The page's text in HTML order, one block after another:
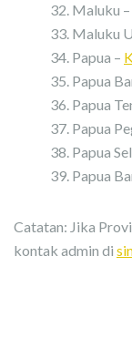
Maluku –
Maluku
Papua –
Papua
Papua
Papua
Papua
Papua
Catatan: Jika
kontak admin di